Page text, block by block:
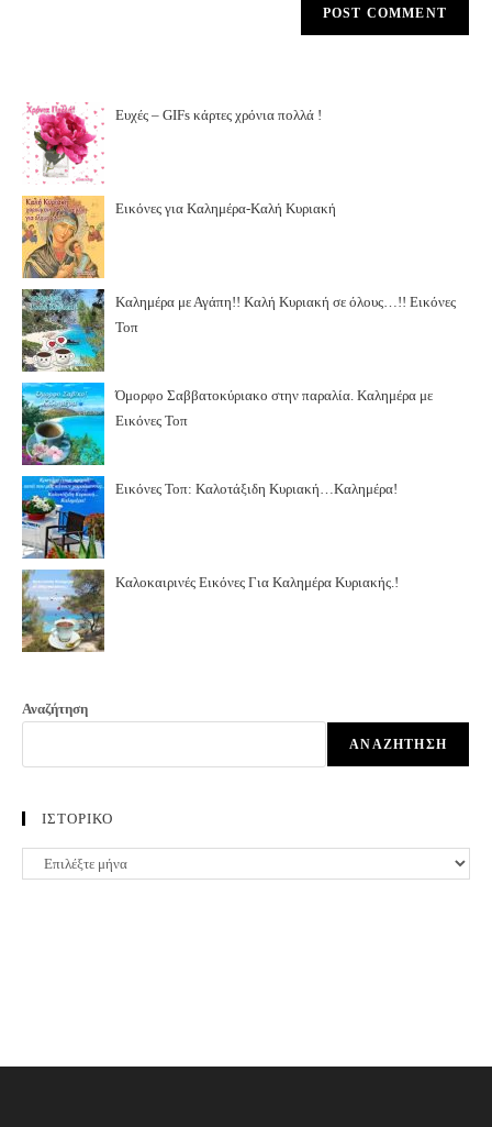
Ευχές – GIFs κάρτες χρόνια πολλά !
Εικόνες για Καλημέρα-Καλή Κυριακή
Καλημέρα με Αγάπη!! Καλή Κυριακή σε όλους…!! Εικόνες
Τοπ
Όμορφο Σαββατοκύριακο στην παραλία. Καλημέρα με
Εικόνες Τοπ
Εικόνες Τοπ: Καλοτάξιδη Κυριακή…Καλημέρα!
Καλοκαιρινές Εικόνες Για Καλημέρα Κυριακής.!
Αναζήτηση
ΑΝΑΖΉΤΗΣΗ
ΙΣΤΟΡΙΚΟ
ΙΣΤΟΡΙΚΟ